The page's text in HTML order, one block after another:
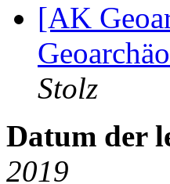
[AK
Stolz
Datum der
2019